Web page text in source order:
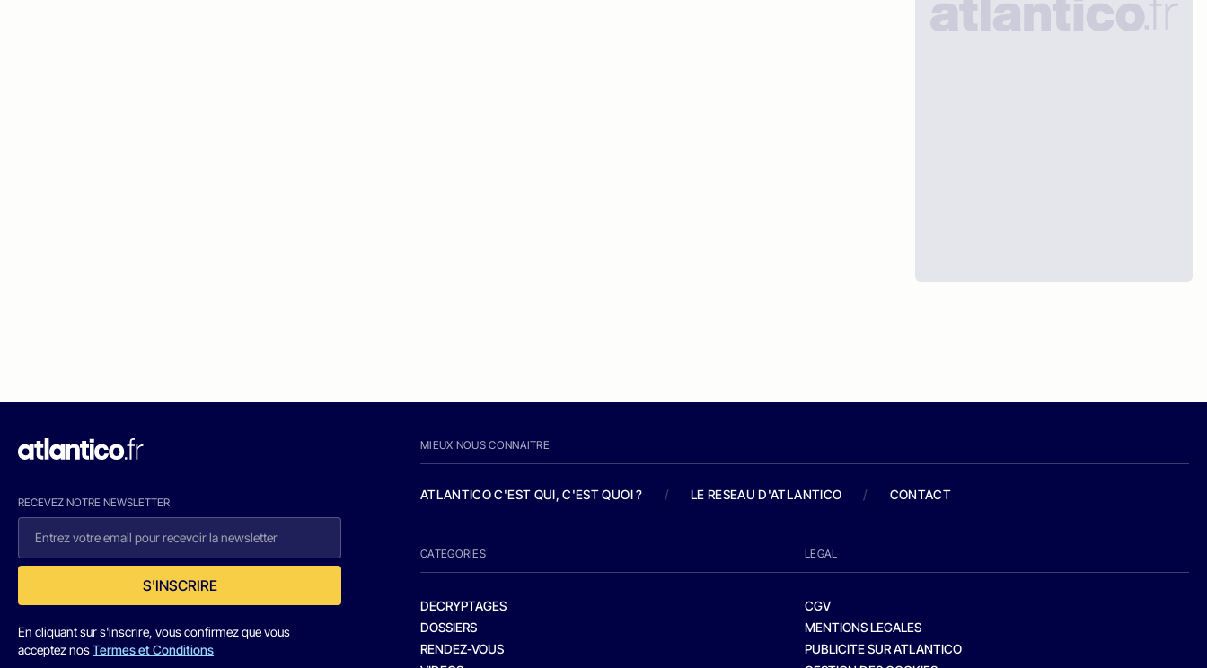
RECEVEZ NOTRE NEWSLETTER
S'INSCRIRE
En cliquant sur s'inscrire, vous confirmez que vous
acceptez nosTermes et Conditions
MIEUX NOUS CONNAITRE
ATLANTICO C'EST QUI, C'EST QUOI ? / LE RESEAU D'ATLANTICO / CONTACT
CATEGORIES
DECRYPTAGES
DOSSIERS
RENDEZ-VOUS
LEGAL
CGV
MENTIONS LEGALES
PUBLICITE SUR ATLANTICO